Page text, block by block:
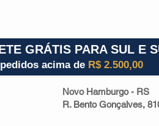
GRÁTIS PARA SUL E
acima de R$ 2.500,00
Novo Hamburgo - RS
R. Bento Gonçalves,